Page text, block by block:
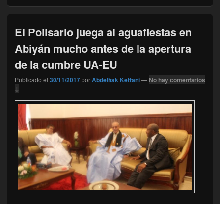
El Polisario juega al aguafiestas en
Abiyán mucho antes de la apertura
de la cumbre UA-EU
Publicado el 30/11/2017porAbdelhak Kettani— No hay comentarios
↓